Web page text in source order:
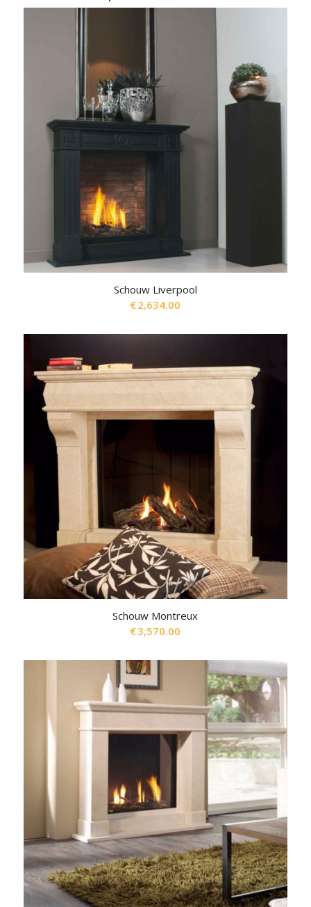
Schouw Liverpool
€2,634.00
Schouw Montreux
€3,570.00